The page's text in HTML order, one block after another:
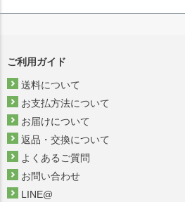
ご利用ガイド
送料について
お支払方法について
お届けについて
返品・交換について
よくあるご質問
お問い合わせ
LINE@